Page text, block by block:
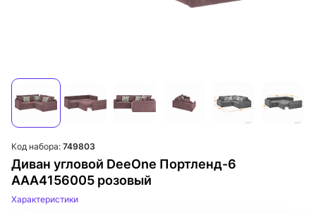
Диван угловой DeeOne Портленд-6
AAA4156005 розовый
Код набора: 749803
Характеристики